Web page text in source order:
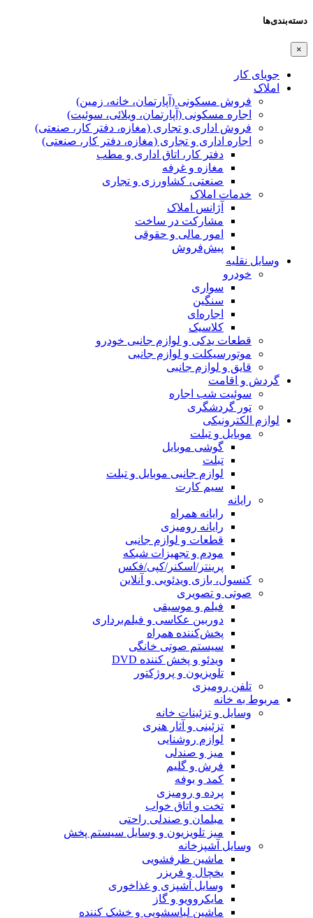
دسته‌بندی‌ها
×
جویای کار
املاک
فروش مسکونی (آپارتمان، خانه، زمین)
اجاره مسکونی (آپارتمان، ویلائی، سوئیت)
فروش اداری و تجاری (مغازه، دفتر کار، صنعتی)
اجاره اداری و تجاری (مغازه، دفتر کار، صنعتی)
دفتر کار، اتاق اداری و مطب
مغازه و غرفه
صنعتی،‌ کشاورزی و تجاری
خدمات املاک
آژانس املاک
مشارکت در ساخت
امور مالی و حقوقی
پیش‌فروش
وسایل نقلیه
خودرو
سواری
سنگین
اجاره‌ای
کلاسیک
قطعات یدکی و لوازم جانبی خودرو
موتورسیکلت و لوازم جانبی
قایق و لوازم جانبی
گردش و اقامت
سوئیت شب اجاره
تور گردشگری
لوازم الکترونیکی
موبایل و تبلت
گوشی موبایل
تبلت
لوازم جانبی موبایل و تبلت
سیم کارت
رایانه
رایانه همراه
رایانه رومیزی
قطعات و لوازم جانبی
مودم و تجهیزات شبکه
پرینتر/اسکنر/کپی/فکس
کنسول، بازی‌ ویدئویی و آنلاین
صوتی و تصویری
فیلم و موسیقی
دوربین عکاسی و فیلم‌برداری
پخش‌کننده همراه
سیستم صوتی خانگی
ویدئو و پخش کننده DVD
تلویزیون و پروژکتور
تلفن رومیزی
مربوط به خانه
وسایل و تزئینات خانه
تزئینی و آثار هنری
لوازم روشنایی
میز و صندلی
فرش و گلیم
کمد و بوفه
پرده و رومیزی
تخت و اتاق خواب
مبلمان و صندلی راحتی
میز تلویزیون و وسایل سیستم پخش
وسایل آشپزخانه
ماشین ظرفشویی
یخچال و فریزر
وسایل آشپزی و غذاخوری
مایکروویو و گاز
ماشین لباسشویی و خشک کننده